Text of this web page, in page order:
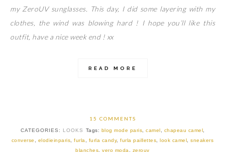
my ZeroUV sunglasses. This day, I did some layering with my
clothes, the wind was blowing hard ! I hope you’ll like this
outfit, have a nice week end ! xx
READ MORE
15 COMMENTS
CATEGORIES: LOOKS Tags: blog mode paris, camel, chapeau camel,
converse , elodieinparis,furla, furla candy,furla paillettes,look camel,sneakers
blanches,vero moda, zerouv